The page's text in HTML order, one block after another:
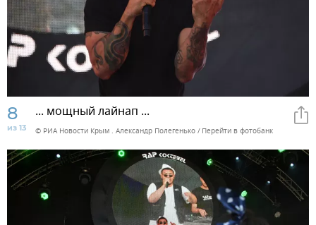
8
из 13
... мощный лайнап ...
© РИА Новости Крым . Александр Полегенько Перейти в фотобанк